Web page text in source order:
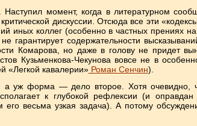
момент, когда в литературном
дискуссии. Отсюда все эти
иных коллег (особенно в частных прениях
гарантирует содержательности
Комарова, но даже в голову не придет
Кузьменкова-Чекунова вовсе не в
«Легкой кавалерии»Роман Сенчин).
уж форма — дело второе. Хотя очевидно,
к глубокой рефлексии (и
весьма узкая задача). А потому